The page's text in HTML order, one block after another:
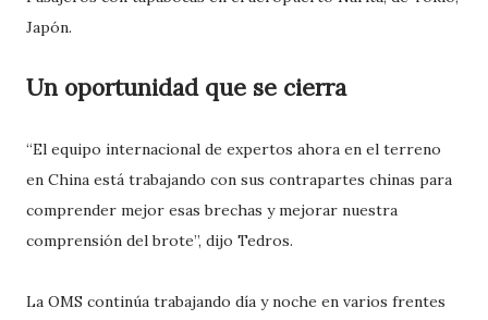
Japón.
Un oportunidad que se cierra
“El equipo internacional de expertos ahora en el terreno
en China está trabajando con sus contrapartes chinas para
comprender mejor esas brechas y mejorar nuestra
comprensión del brote”, dijo Tedros.
La OMS continúa trabajando día y noche en varios frentes